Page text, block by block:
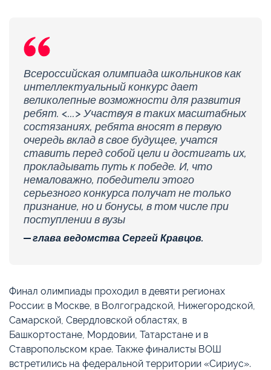
Всероссийская олимпиада школьников как
интеллектуальный конкурс дает
великолепные возможности для развития
ребят. <...> Участвуя в таких масштабных
состязаниях, ребята вносят в первую
очередь вклад в свое будущее, учатся
ставить перед собой цели и достигать их,
прокладывать путь к победе. И, что
немаловажно, победители этого
серьезного конкурса получат не только
признание, но и бонусы, в том числе при
поступлении в вузы
глава ведомства Сергей Кравцов.
Финал олимпиады проходил в девяти регионах
России: в Москве, в Волгоградской, Нижегородской,
Самарской, Свердловской областях, в
Башкортостане, Мордовии, Татарстане и в
Ставропольском крае. Также финалисты ВОШ
встретились на федеральной территории «Сириус».